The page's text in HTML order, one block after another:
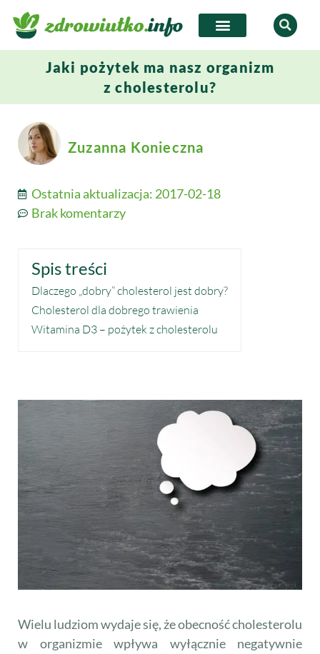
Jaki pożytek ma nasz organizm
z cholesterolu?
Zuzanna Konieczna
Ostatnia aktualizacja: 2017-02-18
Brak komentarzy
Spis treści
Dlaczego „dobry” cholesterol jest dobry?
Cholesterol dla dobrego trawienia
Witamina D3 – pożytek z cholesterolu
Wielu ludziom wydaje się, że obecność cholesterolu
w organizmie wpływa wyłącznie negatywnie